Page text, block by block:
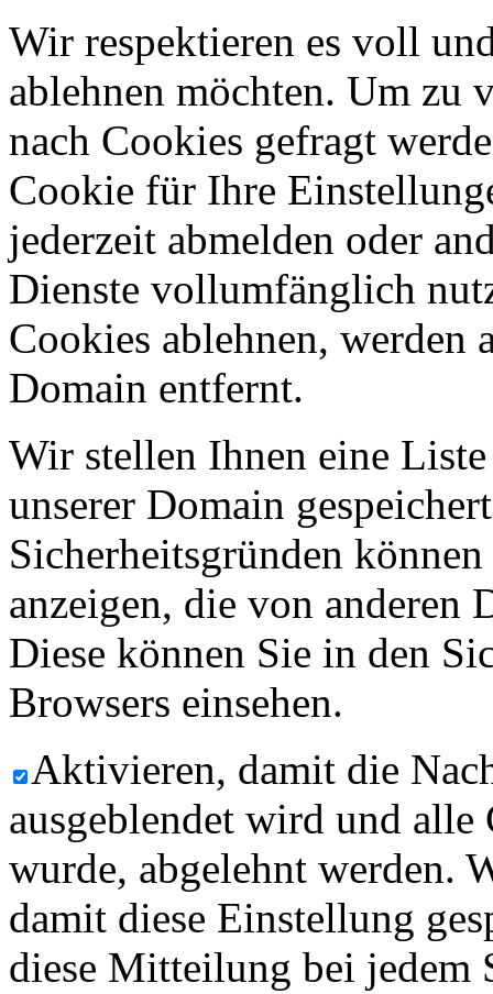
Wir respektieren es voll
ablehnen möchten. Um zu
nach Cookies gefragt
Cookie für Ihre
jederzeit abmelden oder
Dienste vollumfänglich
Cookies ablehnen, werden
Domain entfernt.
Wir stellen Ihnen eine
unserer Domain
Sicherheitsgründen
anzeigen, die von anderen
Diese können Sie in den
Browsers einsehen.
Aktivieren, damit die
ausgeblendet wird und
wurde, abgelehnt werden.
damit diese Einstellung
diese Mitteilung bei jedem